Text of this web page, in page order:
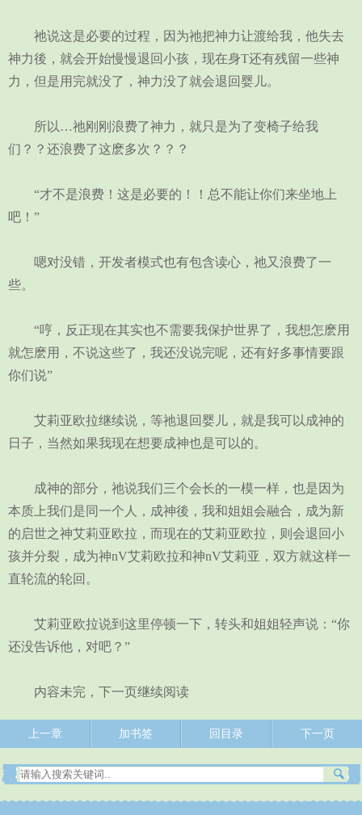
祂说这是必要的过程，因为祂把神力让渡给我，他失去
神力後，就会开始慢慢退回小孩，现在身T还有残留一些神
力，但是用完就没了，神力没了就会退回婴儿。
所以…祂刚刚浪费了神力，就只是为了变椅子给我
们？？还浪费了这麽多次？？？
“才不是浪费！这是必要的！！总不能让你们来坐地上
吧！”
嗯对没错，开发者模式也有包含读心，祂又浪费了一
些。
“哼，反正现在其实也不需要我保护世界了，我想怎麽用
就怎麽用，不说这些了，我还没说完呢，还有好多事情要跟
你们说”
艾莉亚欧拉继续说，等祂退回婴儿，就是我可以成神的
日子，当然如果我现在想要成神也是可以的。
成神的部分，祂说我们三个会长的一模一样，也是因为
本质上我们是同一个人，成神後，我和姐姐会融合，成为新
的启世之神艾莉亚欧拉，而现在的艾莉亚欧拉，则会退回小
孩并分裂，成为神nV艾莉欧拉和神nV艾莉亚，双方就这样一
直轮流的轮回。
艾莉亚欧拉说到这里停顿一下，转头和姐姐轻声说：“你
还没告诉他，对吧？”
内容未完，下一页继续阅读
上一章 加书签 回目录 下一页